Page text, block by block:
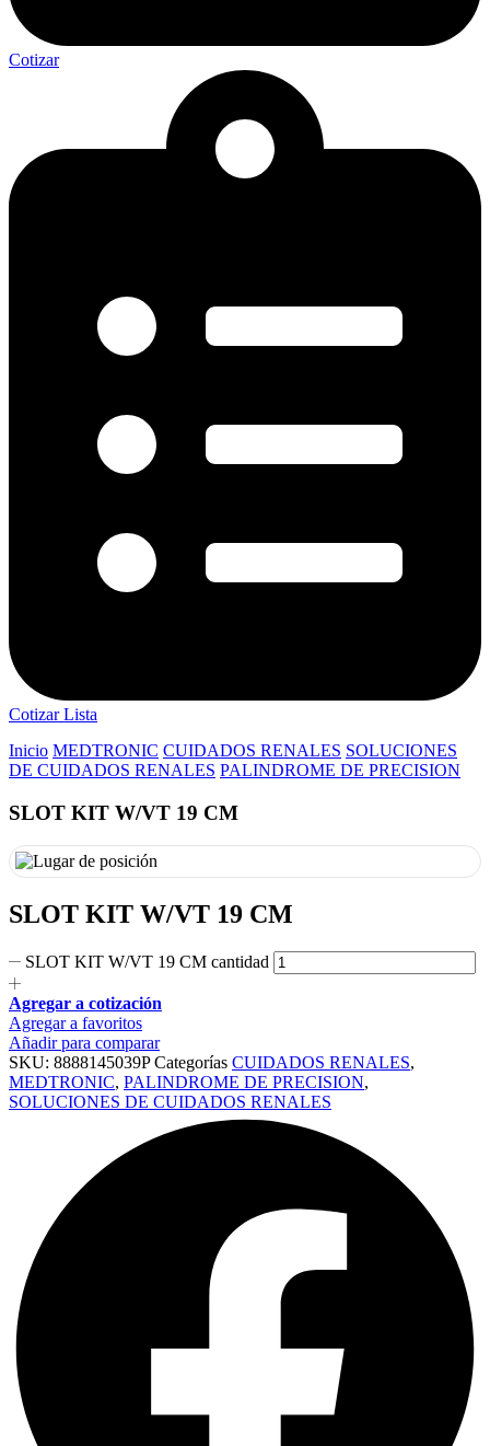
Cotizar
Cotizar Lista
Inicio MEDTRONIC CUIDADOS RENALES SOLUCIONES
DE CUIDADOS RENALES PALINDROME DE PRECISION
SLOT KIT W/VT 19 CM
SLOT KIT W/VT 19 CM
SLOT KIT W/VT 19 CM cantidad
Agregar a cotización
Agregar a favoritos
Añadir para comparar
SKU: 8888145039PCategorías CUIDADOS RENALES,
MEDTRONIC, PALINDROME DE PRECISION,
SOLUCIONES DE CUIDADOS RENALES